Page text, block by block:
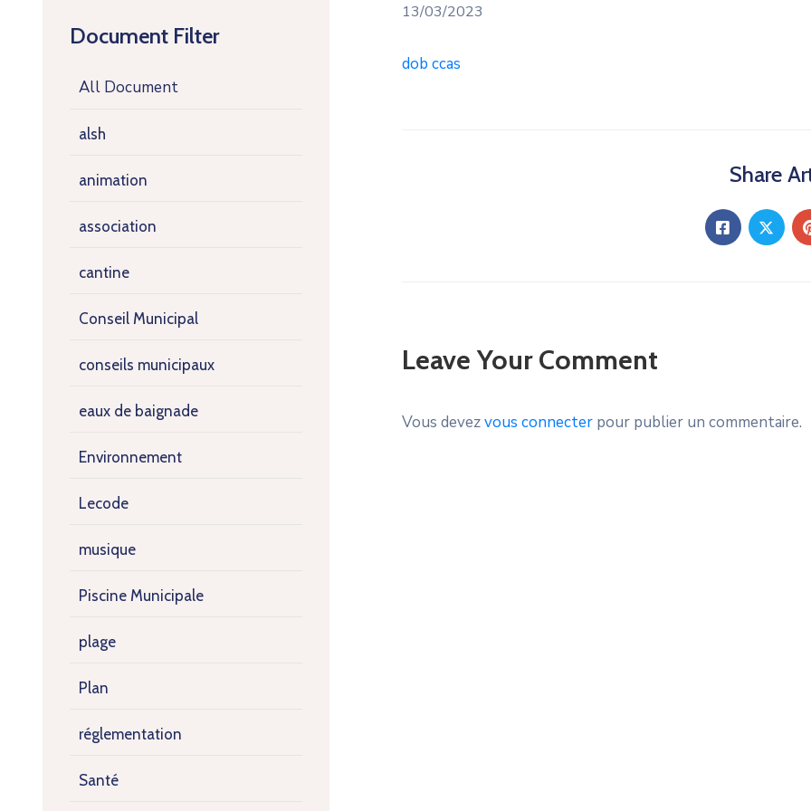
Document Filter
All Document
alsh
animation
association
cantine
Conseil Municipal
conseils municipaux
eaux de baignade
Environnement
Lecode
musique
Piscine Municipale
plage
Plan
réglementation
Santé
13/03/2023
dob ccas
Share
Leave Your Comment
Vous devezvous connecter pour publier un commentaire.